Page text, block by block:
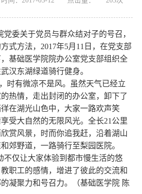
党委关于党员与群众结对子的号召，
方式方法， 2017年5月11日，在党支部
基础医学院院办公室党支部组织全
汉东湖绿道骑行健身。
有微凉不是风。虽然天气已经立
热情，走出封闭的办公室，卸下了
在湖光山色中，大家一路欢声笑
受大自然的无限风光。全长21公里
赏风景，时而你追我赶，沿着湖山
郊野道，一路骑行至梨园医院。
不仅让大家体验到都市慢生活的悠
职工的感情，增进了彼此的交流和
凝聚力和号召力。（基础医学院 陈